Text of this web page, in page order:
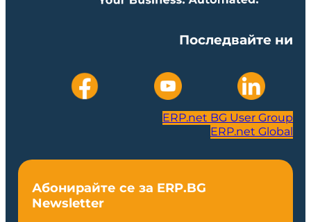
Последвайте ни
ERP.net BG User Group
ERP.net Global
Абонирайте се за ERP.BG
Newsletter